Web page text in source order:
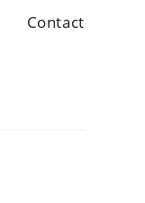
Contact